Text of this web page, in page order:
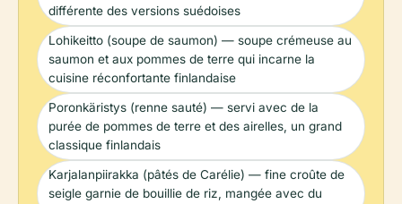
différente des versions suédoises
Lohikeitto (soupe de saumon) — soupe crémeuse au
saumon et aux pommes de terre qui incarne la
cuisine réconfortante finlandaise
Poronkäristys (renne sauté) — servi avec de la
purée de pommes de terre et des airelles, un grand
classique finlandais
Karjalanpiirakka (pâtés de Carélie) — fine croûte de
seigle garnie de bouillie de riz, mangée avec du